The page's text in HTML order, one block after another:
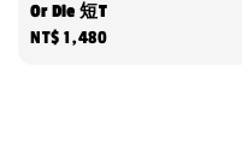
Or Die 短T
Regular
NT$ 1,480